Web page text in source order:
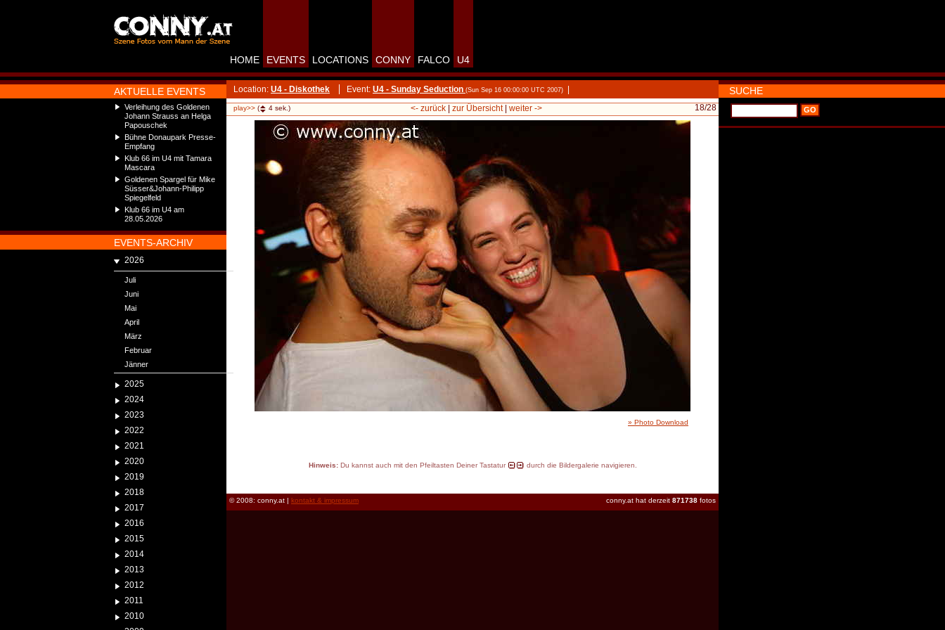
AKTUELLE EVENTS
Verleihung des Goldenen
Johann Strauss an Helga
Papouschek
Bühne Donaupark Presse-
Empfang
Klub 66 im U4 mit Tamara
Mascara
Goldenen Spargel für Mike
Süsser&Johann-Philipp
Spiegelfeld
Klub 66 im U4 am
28.05.2026
EVENTS-ARCHIV
2026
Juli
Juni
Mai
April
März
Februar
Jänner
2025
2024
2023
2022
2021
2020
2019
2018
2017
2016
2015
2014
2013
2012
2011
2010
HOME EVENTS LOCATIONS CONNY FALCO U4
Location: U4 - Diskothek Event: U4 - Sunday Seduction (Sun Sep 16 00:00:00 UTC 2007)
play>> ( 4 sek.) 18/28
<- zurück| zur Übersicht| weiter ->
» Photo Download
Hinweis:Du kannst auch mit den Pfeiltasten Deiner Tastatur durch die Bildergalerie navigieren.
conny.at hat derzeit 871738 fotos
© 2008: conny.at | kontakt & impressum
SUCHE